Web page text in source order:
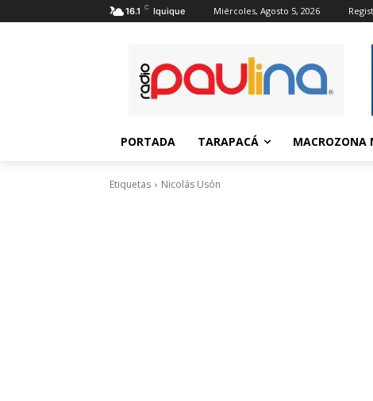
16.1 C Iquique Miércoles, Agosto 5, 2026
PORTADA TARAPACÁ MACROZONA
Etiquetas Nicolás Usón